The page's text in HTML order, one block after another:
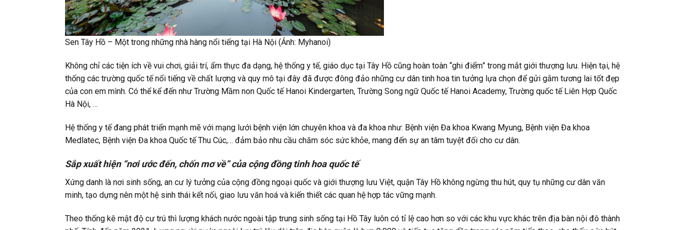
Sen Tây Hồ – Một trong những nhà hàng nổi tiếng tại Hà Nội (Ảnh: Myhanoi)
Không chỉ các tiện ích về vui chơi, giải trí, ẩm thực đa dạng, hệ thống y tế, giáo dục tại Tây Hồ cũng hoàn toàn “ghi điểm” trong mắt giới thượng lưu. Hiện tại, hệ
thống các trường quốc tế nổi tiếng về chất lượng và quy mô tại đây đã được đông đảo những cư dân tinh hoa tin tưởng lựa chọn để gửi gắm tương lai tốt đẹp
của con em mình. Có thể kể đến như Trường Mầm non Quốc tế Hanoi Kindergarten, Trường Song ngữ Quốc tế Hanoi Academy, Trường quốc tế Liên Hợp Quốc
Hà Nội, …
Hệ thống y tế đang phát triển mạnh mẽ với mạng lưới bệnh viện lớn chuyên khoa và đa khoa như: Bệnh viện Đa khoa Kwang Myung, Bệnh viện Đa khoa
Medlatec, Bệnh viện Đa khoa Quốc tế Thu Cúc,… đảm bảo nhu cầu chăm sóc sức khỏe, mang đến sự an tâm tuyệt đối cho cư dân.
Sắp xuất hiện “nơi ước đến, chốn mơ về” củacộng đồng tinh hoa quốc tế
Xứng danh là nơi sinh sống, an cư lý tưởng của cộng đồng ngoại quốc và giới thượng lưu Việt, quận Tây Hồ không ngừng thu hút, quy tụ những cư dân văn
minh, tạo dựng nên một hệ sinh thái kết nối, giao lưu văn hoá và kiến thiết các quan hệ hợp tác vững mạnh.
Theo thống kê mật độ cư trú thì lượng khách nước ngoài tập trung sinh sống tại Hồ Tây luôn có tỉ lệ cao hơn so với các khu vực khác trên địa bàn nội đô thành